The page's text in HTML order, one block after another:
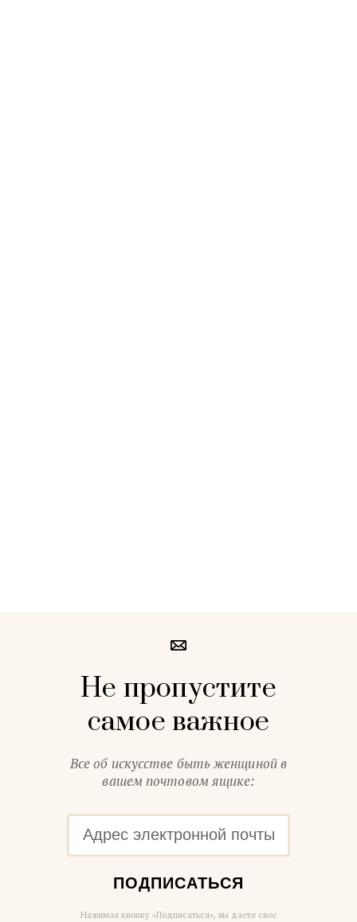
Не пропустите
самое важное
Все об искусстве быть женщиной в
вашем почтовом ящике:
ПОДПИСАТЬСЯ
Нажимая кнопку «Подписаться», вы даете свое